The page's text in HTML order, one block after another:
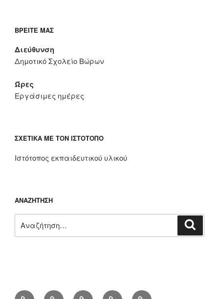
ΒΡΕΊΤΕ ΜΑΣ
Διεύθυνση
Δημοτικό Σχολείο Βώρων
Ώρες
Εργάσιμες ημέρες
ΣΧΕΤΙΚΆ ΜΕ ΤΟΝ ΙΣΤΌΤΟΠΟ
Ιστότοπος εκπαιδευτικού υλικού
ΑΝΑΖΉΤΗΣΗ
για:
Αρχική ΠρόσφαταΑσκήσειςΚατηγορίεςΕπικοινωνήστε